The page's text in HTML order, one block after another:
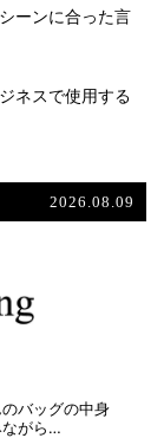
ーンに合った言
ネスで使用する
2026.08.09
バッグの中身
ながら…